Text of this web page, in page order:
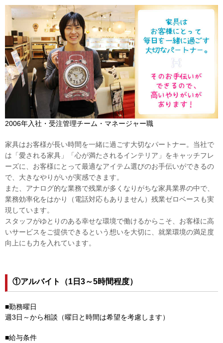
2006年入社・受注管理チーム・マネージャー職
家具はお客様が長い時間を一緒に過ごす大切なパートナー。当社で
は「愛される家具」「心が満たされるインテリア」をキャッチフレ
ーズに、お客様にとって最適なアイテム選びのお手伝いができるの
で、大きなやりがいが実感できます。
また、アナログ的な業務で残業が多くなりがちな家具業界の中で、
業務効率化をはかり（電話対応もありません）残業ゼロベースも実
現しています。
スタッフがゆとりのある幸せな環境で働けるからこそ、お客様に高
いサービスをご提供できるという想いを大切に、就業環境の満足度
向上にも力を入れています。
①アルバイト（1日3～5時間程度）
■勤務曜日
週3日～から相談（曜日と時間は希望を考慮します）
■給与条件